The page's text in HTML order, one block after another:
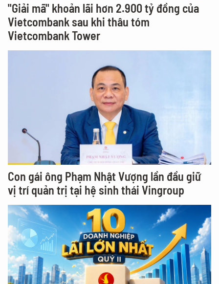
"Giải mã" khoản lãi hơn 2.900 tỷ đồng của
Vietcombank sau khi thâu tóm
Vietcombank Tower
Con gái ông Phạm Nhật Vượng lần đầu giữ
vị trí quản trị tại hệ sinh thái Vingroup